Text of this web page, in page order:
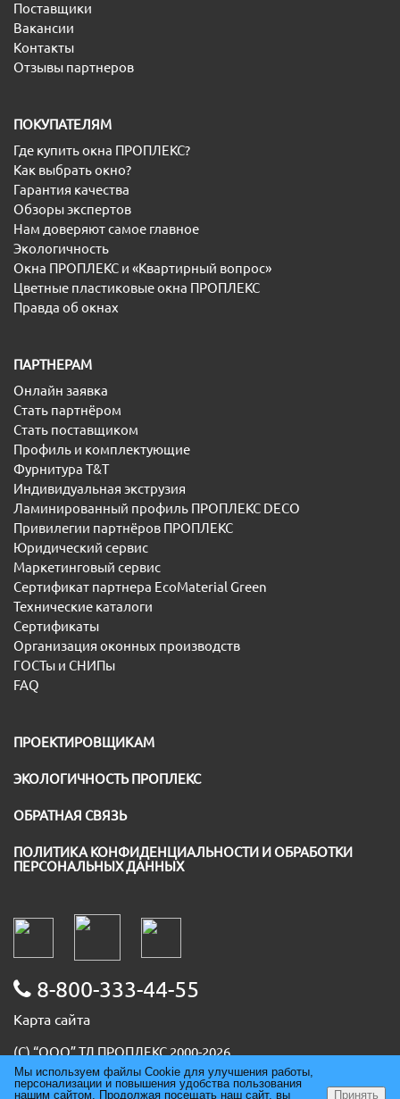
Поставщики
Вакансии
Контакты
Отзывы партнеров
ПОКУПАТЕЛЯМ
Где купить окна ПРОПЛЕКС?
Как выбрать окно?
Гарантия качества
Обзоры экспертов
Нам доверяют самое главное
Экологичность
Окна ПРОПЛЕКС и «Квартирный вопрос»
Цветные пластиковые окна ПРОПЛЕКС
Правда об окнах
ПАРТНЕРАМ
Онлайн заявка
Стать партнёром
Стать поставщиком
Профиль и комплектующие
Фурнитура T&T
Индивидуальная экструзия
Ламинированный профиль ПРОПЛЕКС DECO
Привилегии партнёров ПРОПЛЕКС
Юридический сервис
Маркетинговый сервис
Сертификат партнера EcoMaterial Green
Технические каталоги
Сертификаты
Организация оконных производств
ГОСТы и СНИПы
FAQ
ПРОЕКТИРОВЩИКАМ
ЭКОЛОГИЧНОСТЬ ПРОПЛЕКС
ОБРАТНАЯ СВЯЗЬ
ПОЛИТИКА КОНФИДЕНЦИАЛЬНОСТИ И ОБРАБОТКИ
ПЕРСОНАЛЬНЫХ ДАННЫХ
8-800-333-44-55
Карта сайта
(С) “ООО” ТД ПРОПЛЕКС 2000-2026
ИНН 5036091667
ОГРН 1085074007930
Мы используем файлы Cookie для улучшения работы,
персонализации и повышения удобства пользования
нашим сайтом. Продолжая посещать наш сайт, вы
Принять